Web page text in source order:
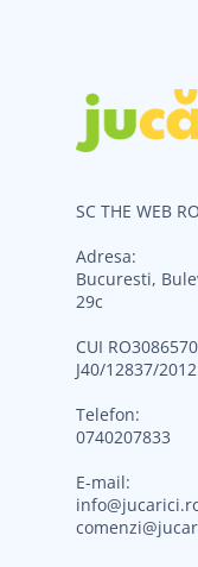
SC THE WEB
Adresa:
Bucuresti,
29c
CUI
J40/12837/2012
Telefon:
0740207833
E-mail: